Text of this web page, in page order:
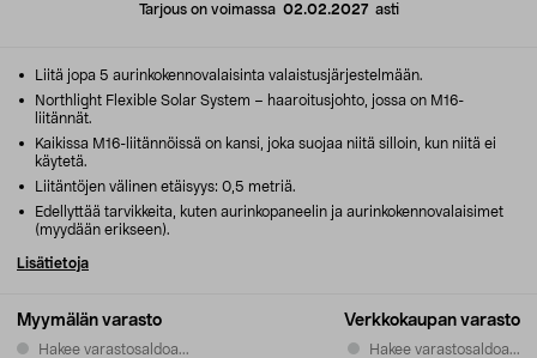
Tarjous on voimassa 02.02.2027asti
Myymälän varasto
Hakee varastosaldoa...
Verkkokaupan varasto
Hakee varastosaldoa...
Liitä jopa 5 aurinkokennovalaisinta valaistusjärjestelmään.
Northlight Flexible Solar System – haaroitusjohto, jossa on M16-
liitännät.
Kaikissa M16-liitännöissä on kansi, joka suojaa niitä silloin, kun niitä ei
käytetä.
Liitäntöjen välinen etäisyys: 0,5 metriä.
Edellyttää tarvikkeita, kuten aurinkopaneelin ja aurinkokennovalaisimet
(myydään erikseen).
Lisätietoja